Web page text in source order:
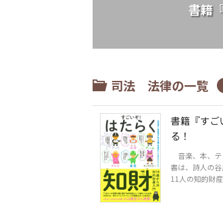
書籍
司法 法律の一覧
書籍『すご
る！
音楽、本、
書は、詩人の
11人の知的財